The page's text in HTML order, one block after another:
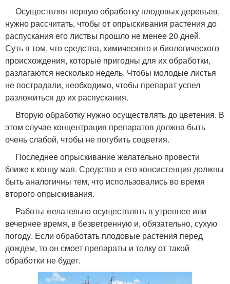
Осуществляя первую обработку плодовых деревьев,
нужно рассчитать, чтобы от опрыскивания растения до
распускания его листвы прошло не менее 20 дней.
Суть в том, что средства, химического и биологического
происхождения, которые пригодны для их обработки,
разлагаются несколько недель. Чтобы молодые листья
не пострадали, необходимо, чтобы препарат успел
разложиться до их распускания.
Вторую обработку нужно осуществлять до цветения. В
этом случае концентрация препаратов должна быть
очень слабой, чтобы не погубить соцветия.
Последнее опрыскивание желательно провести
ближе к концу мая. Средство и его консистенция должны
быть аналогичны тем, что использовались во время
второго опрыскивания.
Работы желательно осуществлять в утреннее или
вечернее время, в безветренную и, обязательно, сухую
погоду. Если обработать плодовые растения перед
дождем, то он смоет препараты и толку от такой
обработки не будет.